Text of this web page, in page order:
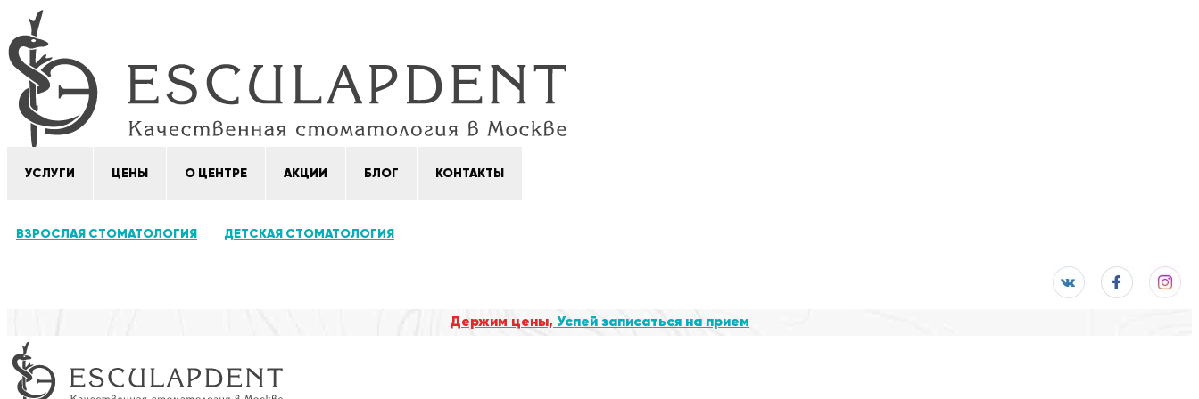
УСЛУГИ ЦЕНЫ О ЦЕНТРЕ АКЦИИ БЛОГ КОНТАКТЫ
ВЗРОСЛАЯ СТОМАТОЛОГИЯ ДЕТСКАЯ СТОМАТОЛОГИЯ
Держим цены, Успей записаться на прием